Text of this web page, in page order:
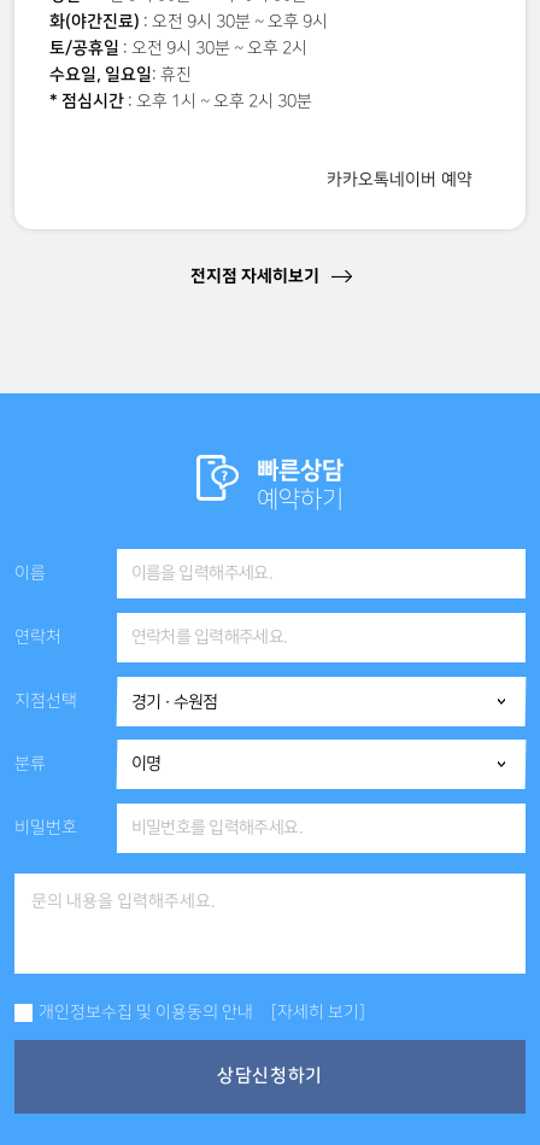
화(야간진료) : 오전 9시 30분 ~ 오후 9시
토/공휴일 : 오전 9시 30분 ~ 오후 2시
수요일, 일요일: 휴진
* 점심시간: 오후 1시 ~ 오후 2시 30분
카카오톡네이버 예약
전지점 자세히보기
빠른상담
예약하기
이름
연락처
지점선택
분류
비밀번호
개인정보수집 및 이용동의 안내 [자세히 보기]
상담신청하기